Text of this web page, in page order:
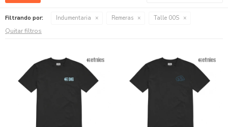
Filtrando por: Indumentaria Remeras Talle 00S
Quitar filtros